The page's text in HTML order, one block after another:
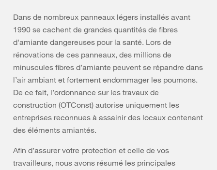
Dans de nombreux panneaux légers installés avant
1990 se cachent de grandes quantités de fibres
d'amiante dangereuses pour la santé. Lors de
rénovations de ces panneaux, des millions de
minuscules fibres d’amiante peuvent se répandre dans
l’air ambiant et fortement endommager les poumons.
De ce fait, l’ordonnance sur les travaux de
construction (OTConst) autorise uniquement les
entreprises reconnues à assainir des locaux contenant
des éléments amiantés.
Afin d’assurer votre protection et celle de vos
travailleurs, nous avons résumé les principales